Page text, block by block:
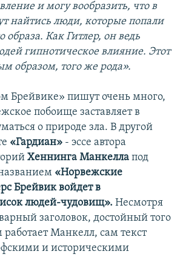
и могу вообразить, что в
найтись люди, которые попали
образа. Как Гитлер, он ведь
гипнотическое влияние. Этот
образом, того же рода».
Брейвике» пишут очень много,
побоище заставляет в
о природе зла. В другой
«Гардиан» - эссе автора
Хеннинга Манкелла под
«Норвежские
Брейвик войдет в
людей-чудовищ». Несмотря
заголовок, достойный того
Манкелл, сам текст
и историческими